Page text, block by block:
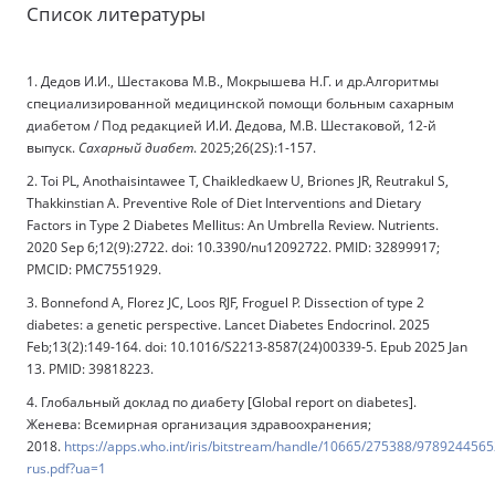
Список литературы
1. Дедов И.И., Шестакова М.В., Мокрышева Н.Г. и др.Алгоритмы
специализированной медицинской помощи больным сахарным
диабетом / Под редакцией И.И. Дедова, М.В. Шестаковой, 12-й
выпуск. Сахарный диабет. 2025;26(2S):1-157.
2. Toi PL, Anothaisintawee T, Chaikledkaew U, Briones JR, Reutrakul S,
Thakkinstian A. Preventive Role of Diet Interventions and Dietary
Factors in Type 2 Diabetes Mellitus: An Umbrella Review. Nutrients.
2020 Sep 6;12(9):2722. doi: 10.3390/nu12092722. PMID: 32899917;
PMCID: PMC7551929.
3. Bonnefond A, Florez JC, Loos RJF, Froguel P. Dissection of type 2
diabetes: a genetic perspective. Lancet Diabetes Endocrinol. 2025
Feb;13(2):149-164. doi: 10.1016/S2213-8587(24)00339-5. Epub 2025 Jan
13. PMID: 39818223.
4. Глобальный доклад по диабету [Global report on diabetes].
Женева: Всемирная организация здравоохранения;
2018. https://apps.who.int/iris/bitstream/handle/10665/275388/
rus.pdf?ua=1